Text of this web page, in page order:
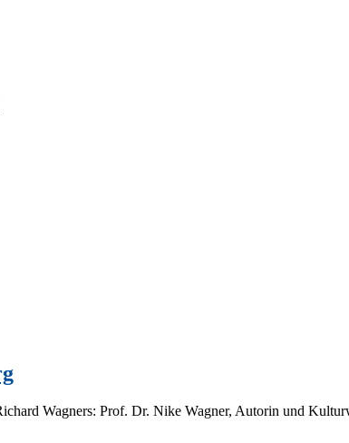
Wag­ners: Prof. Dr. Nike Wag­ner, Au­torin und